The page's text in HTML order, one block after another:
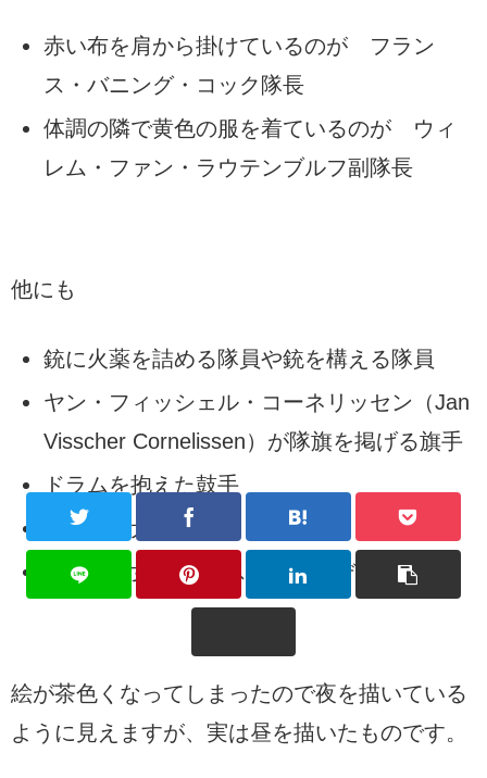
赤い布を肩から掛けているのが フラン
ス・バニング・コック隊長
体調の隣で黄色の服を着ているのが ウィ
レム・ファン・ラウテンブルフ副隊長
他にも
銃に火薬を詰める隊員や銃を構える隊員
ヤン・フィッシェル・コーネリッセン（Jan
Visscher Cornelissen）が隊旗を掲げる旗手
ドラムを抱えた鼓手
走り回る犬や少年
架空の少女(愛妻サスキアがモデル？)
絵が茶色くなってしまったので夜を描いている
ように見えますが、実は昼を描いたものです。